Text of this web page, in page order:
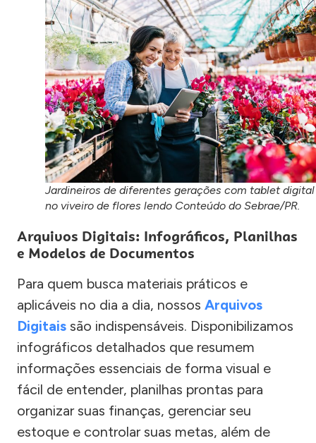
Jardineiros de diferentes gerações com tablet digital
no viveiro de flores lendo Conteúdo do Sebrae/PR.
Arquivos Digitais: Infográficos, Planilhas
e Modelos de Documentos
Para quem busca materiais práticos e
aplicáveis no dia a dia, nossos Arquivos
Digitais são indispensáveis. Disponibilizamos
infográficos detalhados que resumem
informações essenciais de forma visual e
fácil de entender, planilhas prontas para
organizar suas finanças, gerenciar seu
estoque e controlar suas metas, além de